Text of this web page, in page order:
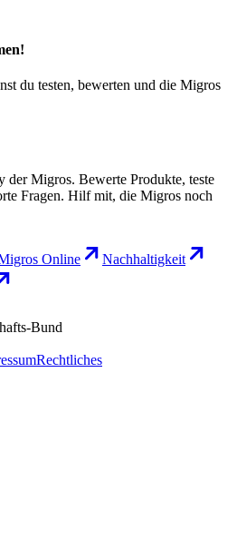
du testen, bewerten und die Migros
Migros. Bewerte Produkte, teste
Fragen. Hilf mit, die Migros noch
Online
Nachhaltigkeit
Bund
Rechtliches